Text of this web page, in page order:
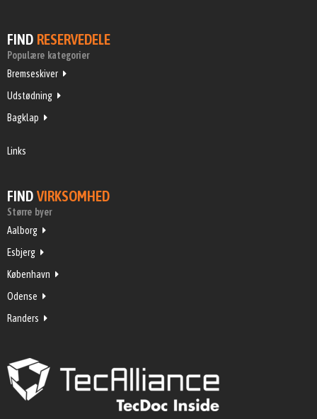
FIND RESERVEDELE
Populære kategorier
Bremseskiver
Udstødning
Bagklap
Links
FIND VIRKSOMHED
Større byer
Aalborg
Esbjerg
København
Odense
Randers